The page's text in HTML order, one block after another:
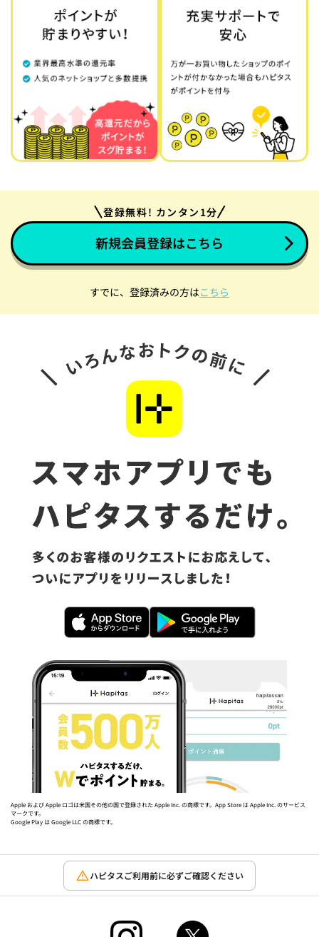
登録無料! カンタン1分
新規会員登録はこちら
すでに、登録済みの方はこちら
Apple および Apple ロゴは米国その他の国で登録された Apple Inc. の商標です。App Store は Apple Inc. のサービス
マークです。
Google Play は Google LLC の商標です。
ハピタスご利用前に必ずご確認ください